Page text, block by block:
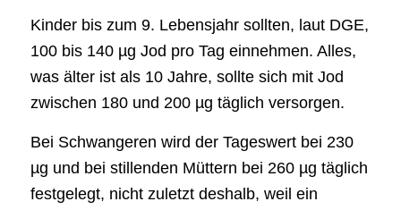
Kinder bis zum 9. Lebensjahr sollten, laut DGE,
100 bis 140 µg Jod pro Tag einnehmen. Alles,
was älter ist als 10 Jahre, sollte sich mit Jod
zwischen 180 und 200 µg täglich versorgen.
Bei Schwangeren wird der Tageswert bei 230
µg und bei stillenden Müttern bei 260 µg täglich
festgelegt, nicht zuletzt deshalb, weil ein